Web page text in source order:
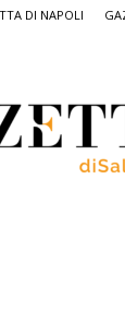
DI NAPOLI
Salerno,
il
quotidiano